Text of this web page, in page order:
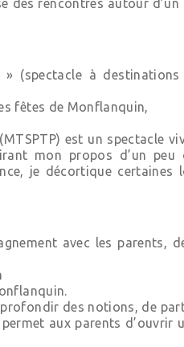
des rencontres autour
(spectacle à
fêtes de Monflanquin,
est un spectacle
mon propos d’un peu
je décortique certaines
avec les parents,
des notions, de
aux parents d’ouvrir